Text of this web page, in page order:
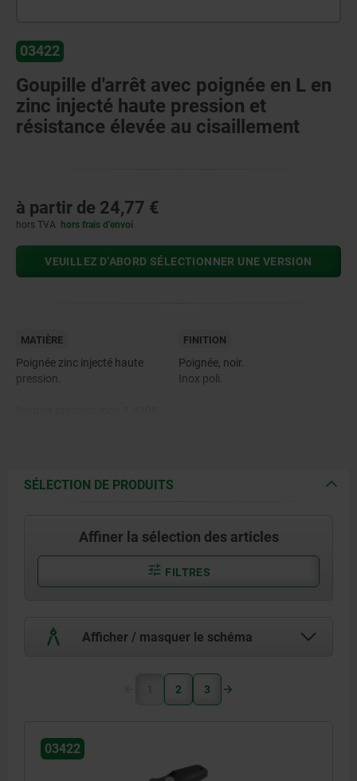
03422
Goupille d'arrêt avec poignée en L en
zinc injecté haute pression et
résistance élevée au cisaillement
à partir de 24,77 €
hors TVA hors frais d’envoi
VEUILLEZ D’ABORD SÉLECTIONNER UNE VERSION
MATIÈRE
Poignée zinc injecté haute
pression.
FINITION
Poignée, noir.
Inox poli.
SÉLECTION DE PRODUITS
Affiner la sélection des articles
FILTRES
Afficher / masquer le schéma
1 2 3
03422